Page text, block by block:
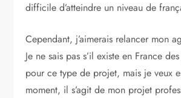
difficile d’atteindre un niveau de
Cependant, j’aimerais relancer mon
Je ne sais pas s’il existe en France
pour ce type de projet, mais je veux
moment, il s’agit de mon projet